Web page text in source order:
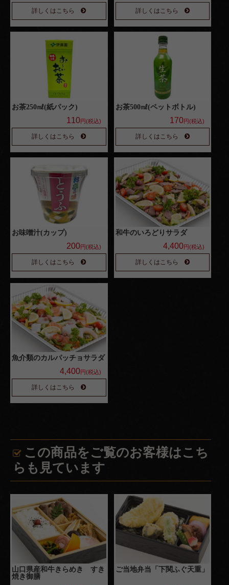
詳しくはこちら 詳しくはこちら
お茶250㎖(紙パック)
110円(税込)
詳しくはこちら
お茶500㎖(ペットボトル)
170円(税込)
詳しくはこちら
お味噌汁(カップ)
200円(税込)
詳しくはこちら
和牛のいろどりサラダ
4,400円(税込)
詳しくはこちら
魚介類のカルパッチョサラダ
4,400円(税込)
詳しくはこちら
この商品をご覧のお客様はこち
らも見ています
山口県産和牛きらめき すき
焼き御膳
ご当地弁当「下関ふぐ天重」